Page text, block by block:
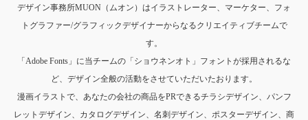
デザイン事務所MUON（ムオン）はイラストレーター、マーケター、フォ
トグラファー/グラフィックデザイナーからなるクリエイティブチームで
す。
「Adobe Fonts」に当チームの「ショウネンオト」フォントが採用されるな
ど、デザイン全般の活動をさせていただいたおります。
漫画イラストで、あなたの会社の商品をPRできるチラシデザイン、パンフ
レットデザイン、カタログデザイン、名刺デザイン、ポスターデザイン、商